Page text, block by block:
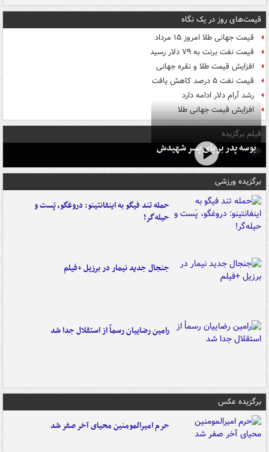
قیمت‌های روز در یک نگاه
قیمت جهانی طلا امروز ۱۵ مرداد
قیمت نفت برنت به ۷۹ دلار رسید
افزایش قیمت طلا و نقره جهانی
قیمت نفت ۵ درصد کاهش یافت
رشد آرام دلار ادامه دارد
افزایش قیمت جهانی طلا
فیلم برگزیده
بوسه‌ پدر بر پای پسر شهیدش
برگزیده ورزشی
حمله تند فیگو به اینفانتینو: دروغگو، پَست‌ و
حیله‌گر!
جنجال جدید نیمار در برزیل +فیلم
رامین رضاییان رسماً از استقلال جدا شد
برگزیده عکس
حرم امیرالمومنین محیای آخر صفر شد